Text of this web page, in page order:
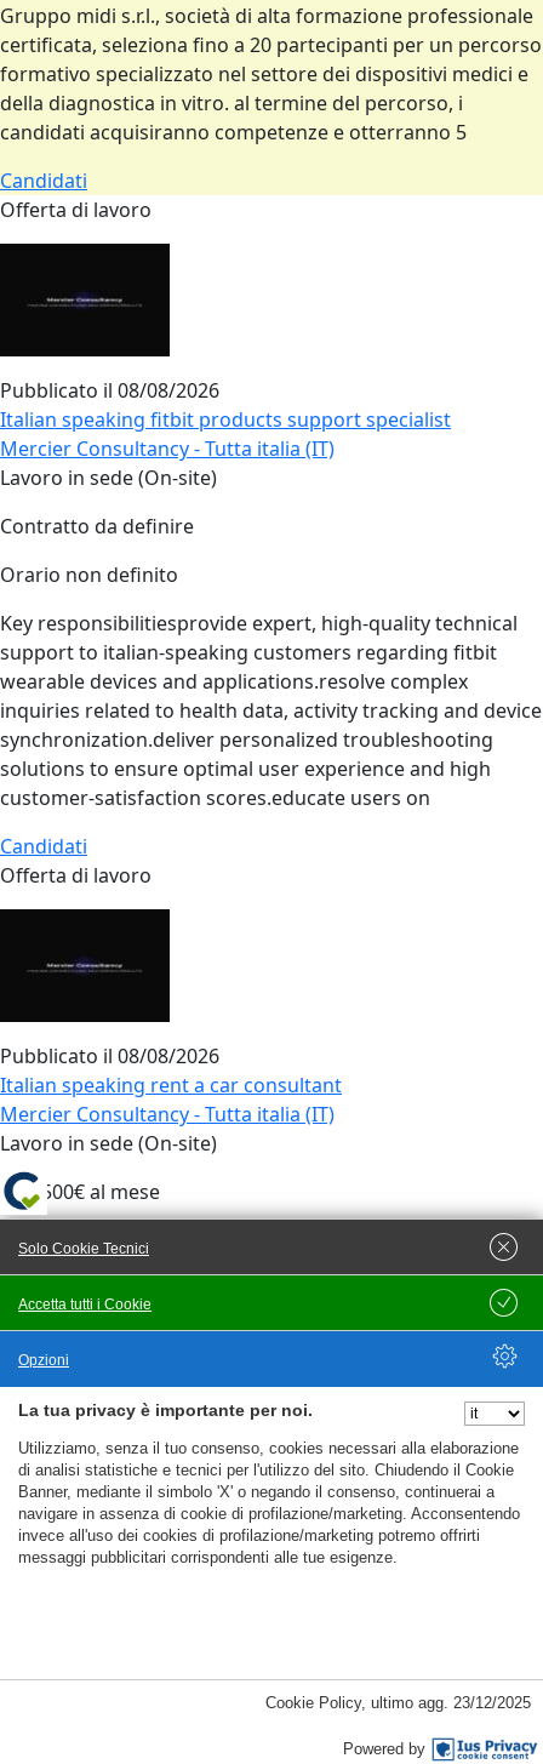
Gruppo midi s.r.l., società di alta formazione professionale
certificata, seleziona fino a 20 partecipanti per un percorso
formativo specializzato nel settore dei dispositivi medici e
della diagnostica in vitro. al termine del percorso, i
candidati acquisiranno competenze e otterranno 5
Candidati
Offerta di lavoro
Pubblicato il 08/08/2026
Italian speaking fitbit products support specialist
Mercier Consultancy - Tutta italia (IT)
Lavoro in sede (On-site)
Contratto da definire
Orario non definito
Key responsibilitiesprovide expert, high‑quality technical
support to italian‑speaking customers regarding fitbit
wearable devices and applications.resolve complex
inquiries related to health data, activity tracking and device
synchronization.deliver personalized troubleshooting
solutions to ensure optimal user experience and high
customer‑satisfaction scores.educate users on
Candidati
Offerta di lavoro
Pubblicato il 08/08/2026
Italian speaking rent a car consultant
Mercier Consultancy - Tutta italia (IT)
Lavoro in sede (On-site)
Da 1500€ al mese
Contratto da definire
Key responsibilitiesgestire le prenotazioni end‑to‑end per
clienti italiani nel settore del noleggio auto.fornire
consulenza su opzioni veicolari, pacchetti assicurativi e
itinerari di viaggio.risolvere richieste complesse relative a
contratti di noleggio, fatturazione e disponibilità dei
veicoli.mantenere alti livelli di soddisfazione cliente
Candidati
Offerta di lavoro
La tua privacy è importante per noi.
Utilizziamo, senza il tuo consenso, cookies necessari alla elaborazione
di analisi statistiche e tecnici per l'utilizzo del sito. Chiudendo il Cookie
Banner, mediante il simbolo 'X' o negando il consenso, continuerai a
navigare in assenza di cookie di profilazione/marketing. Acconsentendo
invece all'uso dei cookies di profilazione/marketing potremo offrirti
messaggi pubblicitari corrispondenti alle tue esigenze.
Accetta tutti i Cookie
Solo Cookie Tecnici
Salva
Opzioni
Nascondi Opzioni
Cookie Policy, ultimo agg. 23/12/2025
Powered by